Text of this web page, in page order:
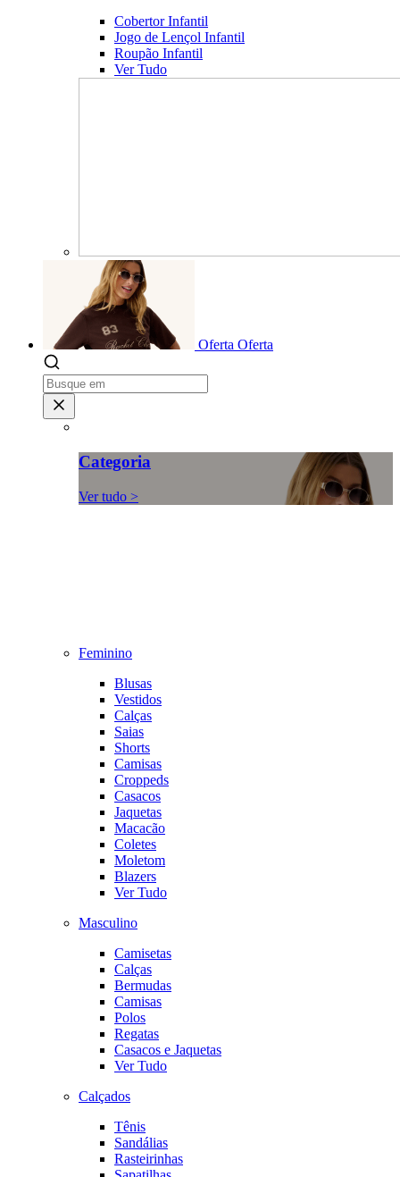
Cobertor Infantil
Jogo de Lençol Infantil
Roupão Infantil
Ver Tudo
Oferta Oferta
Categoria
Ver tudo >
Feminino
Blusas
Vestidos
Calças
Saias
Shorts
Camisas
Croppeds
Casacos
Jaquetas
Macacão
Coletes
Moletom
Blazers
Ver Tudo
Masculino
Camisetas
Calças
Bermudas
Camisas
Polos
Regatas
Casacos e Jaquetas
Ver Tudo
Calçados
Tênis
Sandálias
Rasteirinhas